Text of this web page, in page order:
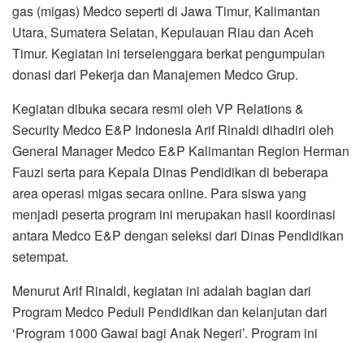
gas (migas) Medco seperti di Jawa Timur, Kalimantan
Utara, Sumatera Selatan, Kepulauan Riau dan Aceh
Timur. Kegiatan ini terselenggara berkat pengumpulan
donasi dari Pekerja dan Manajemen Medco Grup.
Kegiatan dibuka secara resmi oleh VP Relations &
Security Medco E&P Indonesia Arif Rinaldi dihadiri oleh
General Manager Medco E&P Kalimantan Region Herman
Fauzi serta para Kepala Dinas Pendidikan di beberapa
area operasi migas secara online. Para siswa yang
menjadi peserta program ini merupakan hasil koordinasi
antara Medco E&P dengan seleksi dari Dinas Pendidikan
setempat.
Menurut Arif Rinaldi, kegiatan ini adalah bagian dari
Program Medco Peduli Pendidikan dan kelanjutan dari
‘Program 1000 Gawai bagi Anak Negeri’. Program ini